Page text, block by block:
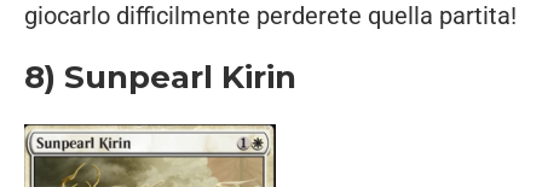
giocarlo difficilmente perderete quella partita!
8) Sunpearl Kirin